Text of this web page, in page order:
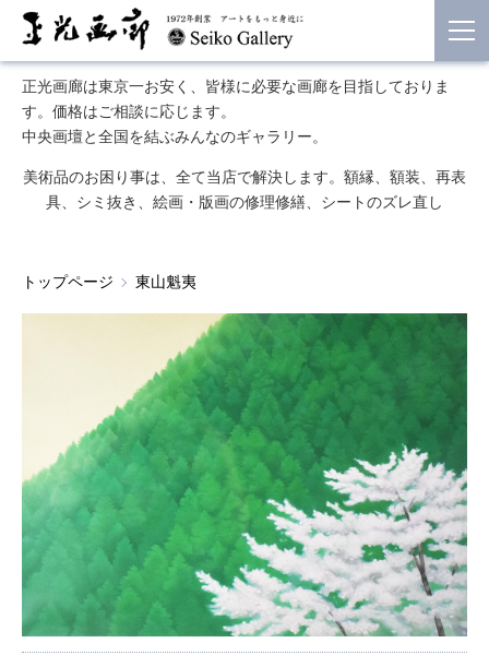
正光画廊は東京一お安く、皆様に必要な画廊を目指しておりま
す。価格はご相談に応じます。
中央画壇と全国を結ぶみんなのギャラリー。
美術品のお困り事は、全て当店で解決します。額縁、額装、再表
具、シミ抜き、絵画・版画の修理修繕、シートのズレ直し
トップページ 東山魁夷